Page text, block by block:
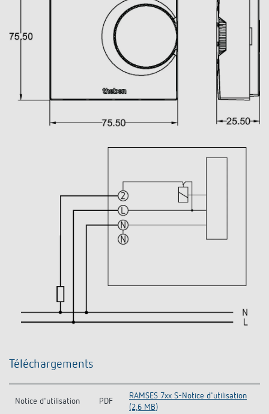
Téléchargements
Notice d'utilisation PDF
RAMSES 7xx S-Notice d'utilisation
(2,6 MB)